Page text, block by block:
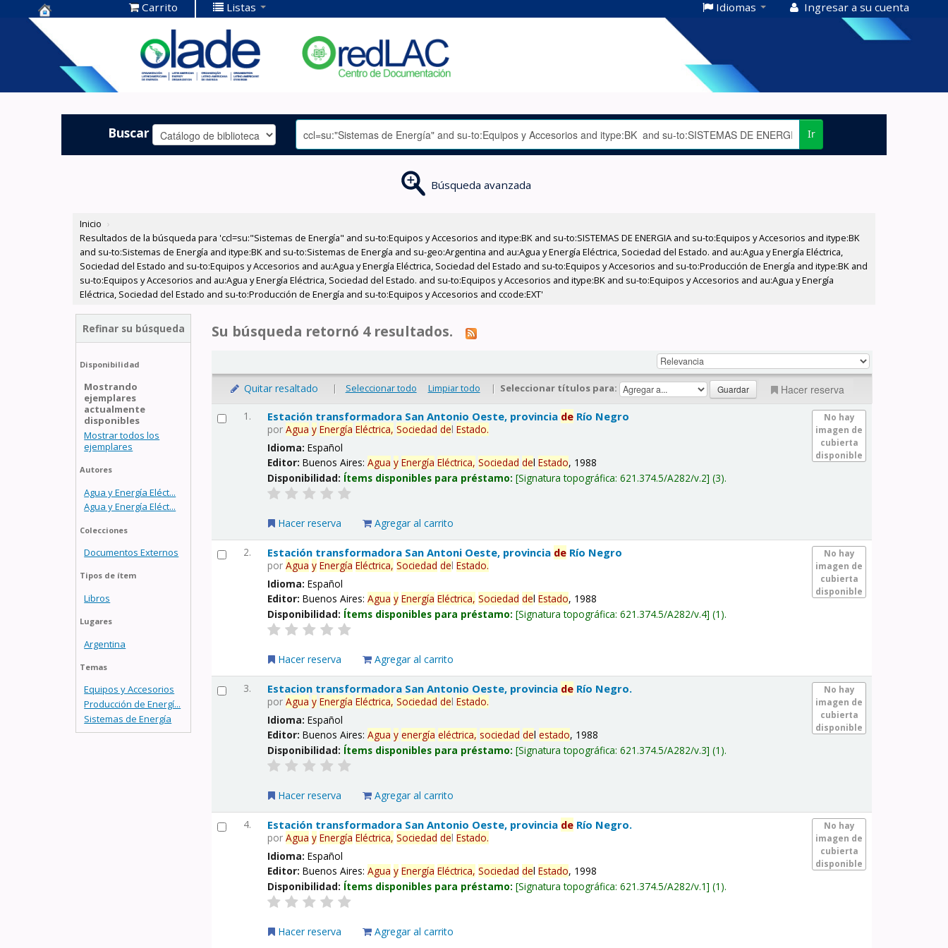
Centro de
Documentación
OLADE -
Carrito Listas Idiomas Ingresar a su cuenta
Buscar Ir
Búsqueda avanzada
Inicio ›
Resultados de la búsqueda para 'ccl=su:"Sistemas de Energía" and su-to:Equipos y Accesorios and itype:BK and su-to:SISTEMAS DE ENERGIA and su-to:Equipos y Accesorios and itype:BK
and su-to:Sistemas de Energía and itype:BK and su-to:Sistemas de Energía and su-geo:Argentina and au:Agua y Energía Eléctrica, Sociedad del Estado. and au:Agua y Energía Eléctrica,
Sociedad del Estado and su-to:Equipos y Accesorios and au:Agua y Energía Eléctrica, Sociedad del Estado and su-to:Equipos y Accesorios and su-to:Producción de Energía and itype:BK and
su-to:Equipos y Accesorios and au:Agua y Energía Eléctrica, Sociedad del Estado. and su-to:Equipos y Accesorios and itype:BK and su-to:Equipos y Accesorios and au:Agua y Energía
Eléctrica, Sociedad del Estado and su-to:Producción de Energía and su-to:Equipos y Accesorios and ccode:EXT'
Refinar su búsqueda
Disponibilidad
Mostrando
ejemplares
actualmente
disponibles
Mostrar todos los
ejemplares
Autores
Agua y Energía Eléct...
Agua y Energía Eléct...
Colecciones
Documentos Externos
Tipos de ítem
Libros
Lugares
Argentina
Temas
Equipos y Accesorios
Producción de Energí...
Sistemas de Energía
Su búsqueda retornó 4 resultados.
Quitar resaltado | Seleccionar todo Limpiar todo | Seleccionar títulos para: Hacer reserva
1.
No hay
imagen de
cubierta
disponible
Estación transformadora San Antonio Oeste, provincia de Río Negro
porAgua y Energía Eléctrica, Sociedad delEstado.
Idioma:Español
Editor:Buenos Aires:Agua y Energía Eléctrica, Sociedad delEstado, 1988
Disponibilidad: Ítems disponibles para préstamo: Signatura topográfica:621.374.5/A282/v.2 (3).
Hacer reserva Agregar al carrito
2.
No hay
imagen de
cubierta
disponible
Estación transformadora San Antoni Oeste, provincia de Río Negro
porAgua y Energía Eléctrica, Sociedad delEstado.
Idioma:Español
Editor:Buenos Aires:Agua y Energía Eléctrica, Sociedad delEstado, 1988
Disponibilidad: Ítems disponibles para préstamo: Signatura topográfica:621.374.5/A282/v.4 (1).
Hacer reserva Agregar al carrito
3.
No hay
imagen de
cubierta
disponible
Estacion transformadora San Antonio Oeste, provincia de Río Negro.
porAgua y Energía Eléctrica, Sociedad delEstado.
Idioma:Español
Editor:Buenos Aires:Agua y energía eléctrica, sociedad delestado, 1988
Disponibilidad: Ítems disponibles para préstamo: Signatura topográfica:621.374.5/A282/v.3 (1).
Hacer reserva Agregar al carrito
4.
No hay
imagen de
cubierta
disponible
Estación transformadora San Antonio Oeste, provincia de Río Negro.
porAgua y Energía Eléctrica, Sociedad delEstado.
Idioma:Español
Editor:Buenos Aires:Agua y Energía Eléctrica, Sociedad delEstado, 1998
Disponibilidad: Ítems disponibles para préstamo: Signatura topográfica:621.374.5/A282/v.1 (1).
Hacer reserva Agregar al carrito